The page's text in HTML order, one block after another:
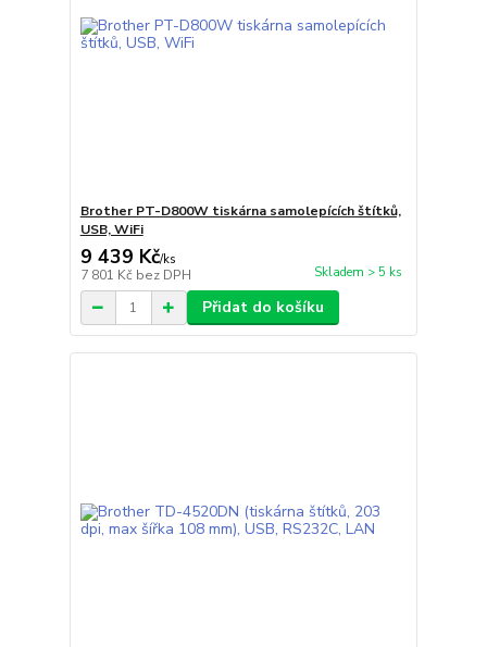
Brother PT-D800W tiskárna samolepících štítků,
USB, WiFi
9 439 Kč/ks
7 801 Kč bez DPH Skladem > 5 ks
Přidat do košíku